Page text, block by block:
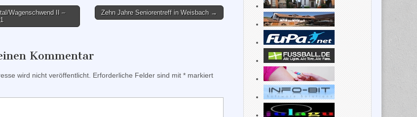
Wagenschwend II –
Zehn Jahre Seniorentreff in Weisbach →
Kommentar
wird nicht veröffentlicht. Erforderliche Felder sind mit * markiert